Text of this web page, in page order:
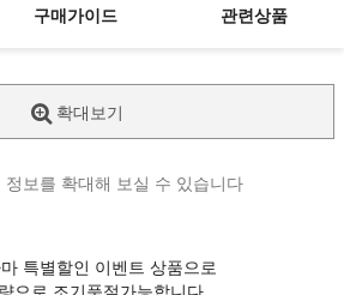
구매가이드 관련상품
확대보기
정보를 확대해 보실 수 있습니다
특별할인 이벤트 상품으로